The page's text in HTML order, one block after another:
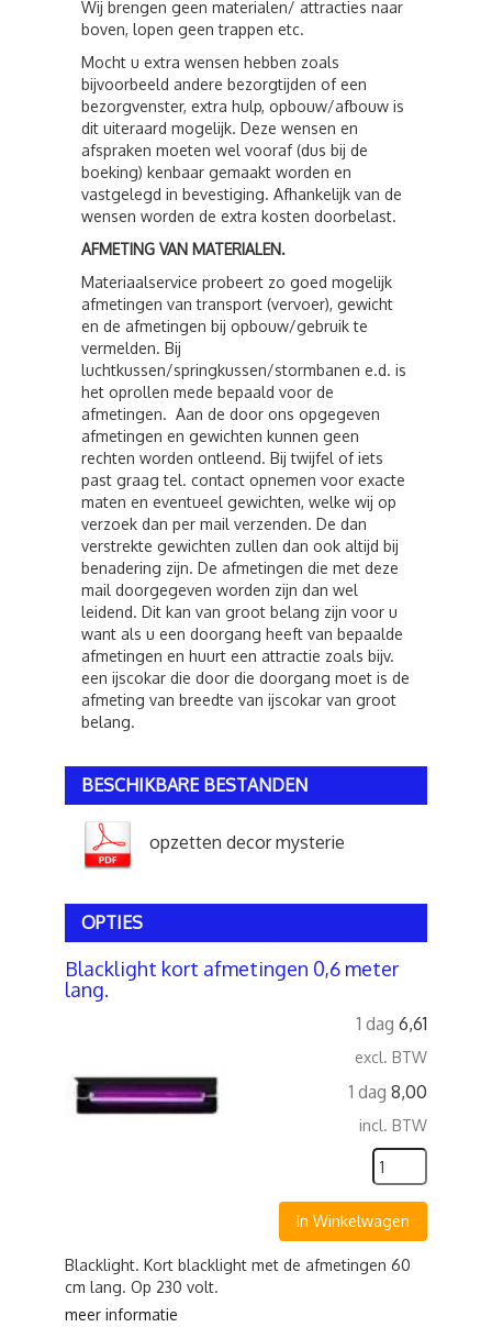
Wij brengen geen materialen/ attracties naar
boven, lopen geen trappen etc.
Mocht u extra wensen hebben zoals
bijvoorbeeld andere bezorgtijden of een
bezorgvenster, extra hulp, opbouw/afbouw is
dit uiteraard mogelijk. Deze wensen en
afspraken moeten wel vooraf (dus bij de
boeking) kenbaar gemaakt worden en
vastgelegd in bevestiging. Afhankelijk van de
wensen worden de extra kosten doorbelast.
AFMETING VAN MATERIALEN.
Materiaalservice probeert zo goed mogelijk
afmetingen van transport (vervoer), gewicht
en de afmetingen bij opbouw/gebruik te
vermelden. Bij
luchtkussen/springkussen/stormbanen e.d. is
het oprollen mede bepaald voor de
afmetingen. Aan de door ons opgegeven
afmetingen en gewichten kunnen geen
rechten worden ontleend. Bij twijfel of iets
past graag tel. contact opnemen voor exacte
maten en eventueel gewichten, welke wij op
verzoek dan per mail verzenden. De dan
verstrekte gewichten zullen dan ook altijd bij
benadering zijn. De afmetingen die met deze
mail doorgegeven worden zijn dan wel
leidend. Dit kan van groot belang zijn voor u
want als u een doorgang heeft van bepaalde
afmetingen en huurt een attractie zoals bijv.
een ijscokar die door die doorgang moet is de
afmeting van breedte van ijscokar van groot
belang.
BESCHIKBARE BESTANDEN
opzetten decor mysterie
OPTIES
Blacklight kort afmetingen 0,6 meter
lang.
1 dag 6,61
excl. BTW
1 dag 8,00
incl. BTW
In Winkelwagen
Blacklight. Kort blacklight met de afmetingen 60
cm lang. Op 230 volt.
meer informatie